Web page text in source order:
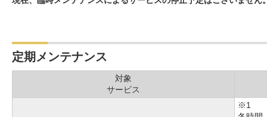
定期メンテナンス
対象
サービス
※1